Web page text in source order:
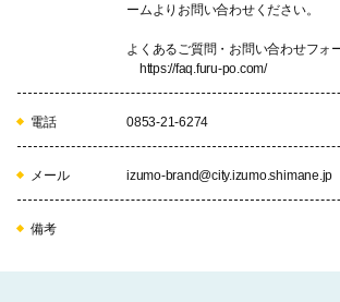
生きる力と夢を育む教育の充実と子育
事業
ームよりお問い合わせください。
よくあるご質問・お問い合わせフォ
https://faq.furu-po.com/
電話 0853-21-6274
メール izumo-brand@city.izumo.shimane.jp
備考